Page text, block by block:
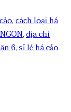
,cách loại há
,địa chỉ
6,sỉ lẻ há cảo